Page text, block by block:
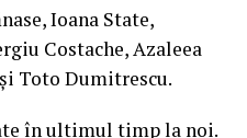
Ioana State,
Costache, Azaleea
Toto Dumitrescu.
în ultimul timp la noi.